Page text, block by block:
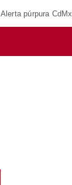
Alerta púrpura CdMx